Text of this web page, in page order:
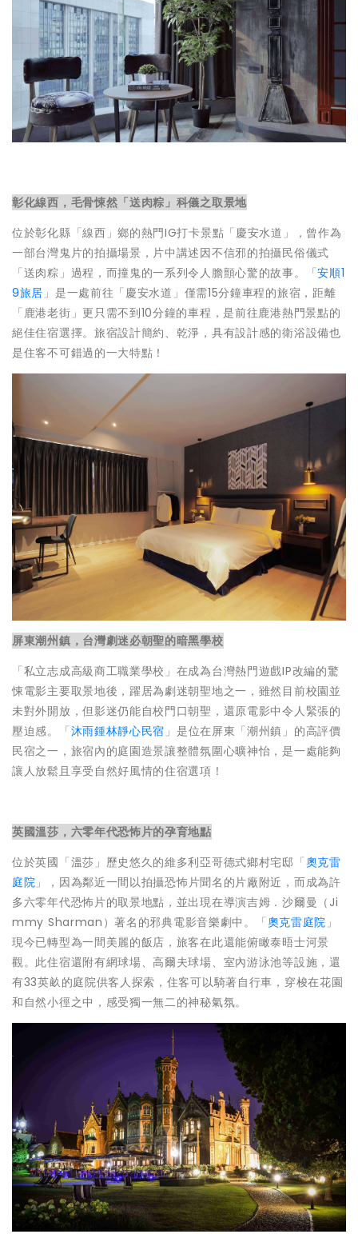
彰化線西，毛骨悚然「送肉粽」科儀之取景地
位於彰化縣「線西」鄉的熱門IG打卡景點「慶安水道」，曾作為
一部台灣鬼片的拍攝場景，片中講述因不信邪的拍攝民俗儀式
「送肉粽」過程，而撞鬼的一系列令人膽顫心驚的故事。「安順1
9旅居 」是一處前往「慶安水道」僅需15分鐘車程的旅宿，距離
「鹿港老街」更只需不到10分鐘的車程，是前往鹿港熱門景點的
絕佳住宿選擇。旅宿設計簡約、乾淨，具有設計感的衛浴設備也
是住客不可錯過的一大特點！
屏東潮州鎮，台灣劇迷必朝聖的暗黑學校
「私立志成高級商工職業學校」在成為台灣熱門遊戲IP改編的驚
悚電影主要取景地後，躍居為劇迷朝聖地之一，雖然目前校園並
未對外開放，但影迷仍能自校門口朝聖，還原電影中令人緊張的
壓迫感。「沐雨鍾林靜心民宿」是位在屏東「潮州鎮」的高評價
民宿之一，旅宿內的庭園造景讓整體氛圍心曠神怡，是一處能夠
讓人放鬆且享受自然好風情的住宿選項！
英國溫莎，六零年代恐怖片的孕育地點
位於英國「溫莎」歷史悠久的維多利亞哥德式鄉村宅邸「奧克雷
庭院」，因為鄰近一間以拍攝恐怖片聞名的片廠附近，而成為許
多六零年代恐怖片的取景地點，並出現在導演吉姆．沙爾曼（Ji
mmy Sharman）著名的邪典電影音樂劇中。「奧克雷庭院」
現今已轉型為一間美麗的飯店，旅客在此還能俯瞰泰晤士河景
觀。此住宿還附有網球場、高爾夫球場、室內游泳池等設施，還
有33英畝的庭院供客人探索，住客可以騎著自行車，穿梭在花園
和自然小徑之中，感受獨一無二的神秘氣氛。